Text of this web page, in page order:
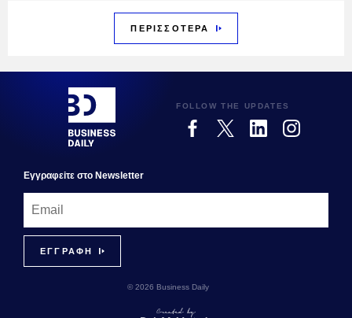
ΠΕΡΙΣΣΟΤΕΡΑ
FOLLOW THE UPDATES
Εγγραφεiτε στο Newsletter
© 2026 Business Daily